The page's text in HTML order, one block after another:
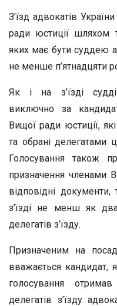
З’їзд адвокатів
ради юстиції шляхом
яких має бути суддею
не менше п’ятнадцяти
Як і на з’їзді
виключно за
Вищої ради юстиції,
та обрані делегатами
Голосування також
призначення членами
відповідні
з’їзді не менш як
делегатів з’їзду.
Призначеним на
вважається кандидат,
голосування
делегатів з’їзду